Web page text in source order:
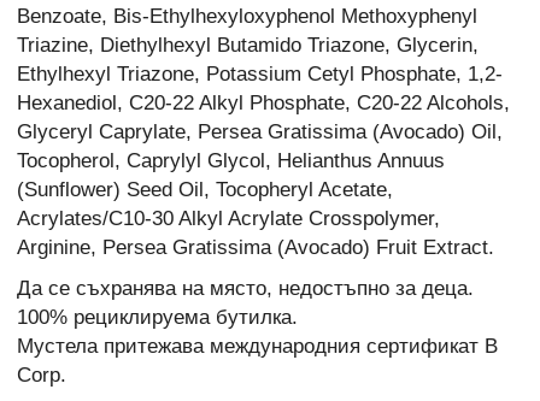
Benzoate, Bis-Ethylhexyloxyphenol Methoxyphenyl
Triazine, Diethylhexyl Butamido Triazone, Glycerin,
Ethylhexyl Triazone, Potassium Cetyl Phosphate, 1,2-
Hexanediol, C20-22 Alkyl Phosphate, C20-22 Alcohols,
Glyceryl Caprylate, Persea Gratissima (Avocado) Oil,
Tocopherol, Caprylyl Glycol, Helianthus Annuus
(Sunflower) Seed Oil, Tocopheryl Acetate,
Acrylates/C10-30 Alkyl Acrylate Crosspolymer,
Arginine, Persea Gratissima (Avocado) Fruit Extract.
Да се съхранява на място, недостъпно за деца.
100% рециклируема бутилка.
Мустела притежава международния сертификат B
Corp.